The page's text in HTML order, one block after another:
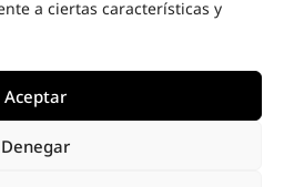
a ciertas características y
Aceptar
Denegar